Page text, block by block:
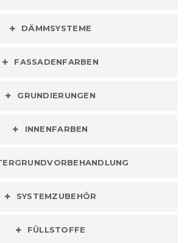
DÄMMSYSTEME
FASSADENFARBEN
GRUNDIERUNGEN
INNENFARBEN
SYSTEMZUBEHÖR
FÜLLSTOFFE